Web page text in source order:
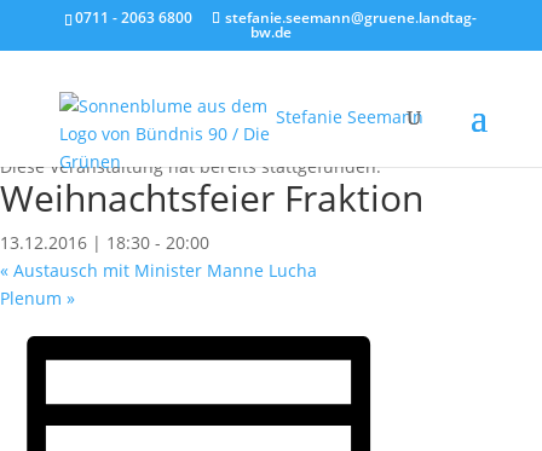
0711 - 2063 6800 stefanie.seemann@gruene.landtag-
bw.de
Stefanie Seemann
« Alle Veranstaltungen
Diese Veranstaltung hat bereits stattgefunden.
Weihnachtsfeier Fraktion
13.12.2016 | 18:30 - 20:00
« Austausch mit Minister Manne Lucha
Plenum »